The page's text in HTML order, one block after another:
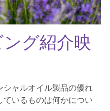
グ紹介映
シャルオイル製品の優れ
ているものは何かについ